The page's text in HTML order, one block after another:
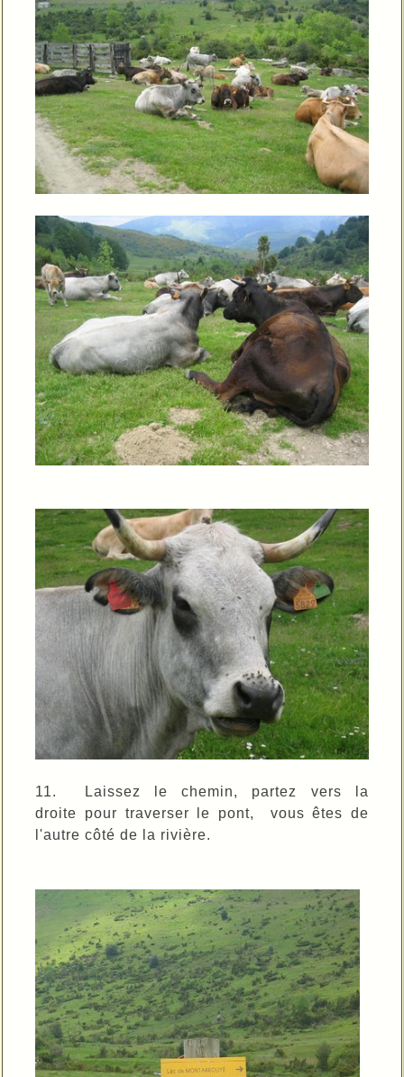
11. Laissez le chemin, partez vers la
droite pour traverser le pont, vous êtes de
l'autre côté de la rivière.